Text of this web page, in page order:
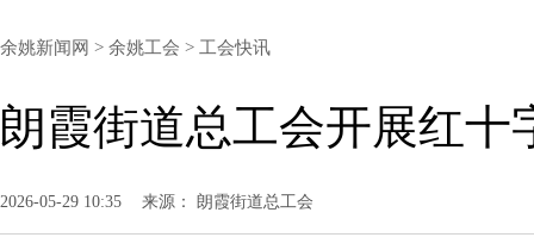
余姚新闻网 > 余姚工会 > 工会快讯
朗霞街道总工会开展红十
2026-05-29 10:35 来源： 朗霞街道总工会